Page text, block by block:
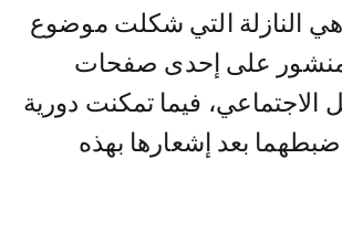
النازلة التي شكلت موضوع
منشور على إحدى صفحات
الاجتماعي، فيما تمكنت دورية
بعد إشعارها بهذه